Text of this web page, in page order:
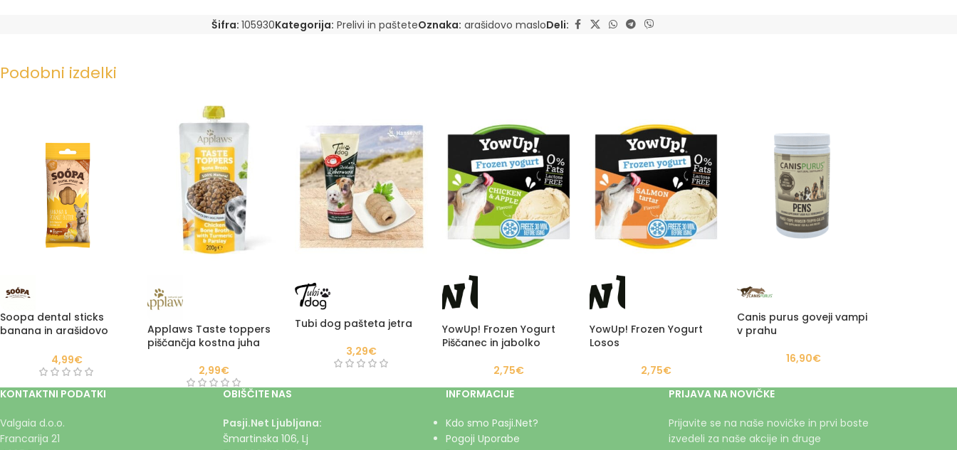
Šifra: 105930Kategorija: Prelivi in pašteteOznaka: arašidovo masloDeli:
Podobni izdelki
Soopa dental sticks
banana in arašidovo
4,99€
Applaws Taste toppers
piščančja kostna juha
2,99€
Tubi dog pašteta jetra
3,29€
YowUp! Frozen Yogurt
Piščanec in jabolko
2,75€
YowUp! Frozen Yogurt
Losos
2,75€
Canis purus goveji vampi
v prahu
16,90€
KONTAKTNI PODATKI
Valgaia d.o.o.
Francarija 21
OBIŠČITE NAS
Pasji.Net Ljubljana:
Šmartinska 106, Lj
INFORMACIJE
Kdo smo Pasji.Net?
Pogoji Uporabe
PRIJAVA NA NOVIČKE
Prijavite se na naše novičke in prvi boste
izvedeli za naše akcije in druge